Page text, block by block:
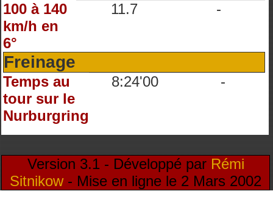
100 à 140
km/h en
6°
11.7 -
Freinage
Temps au
tour sur le
Nurburgring
8:24'00 -
Version 3.1 - Développé par Rémi
Sitnikow- Mise en ligne le 2 Mars 2002